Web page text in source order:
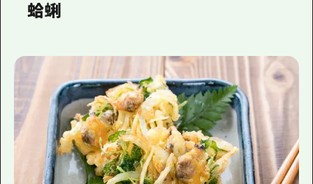
蛤蜊